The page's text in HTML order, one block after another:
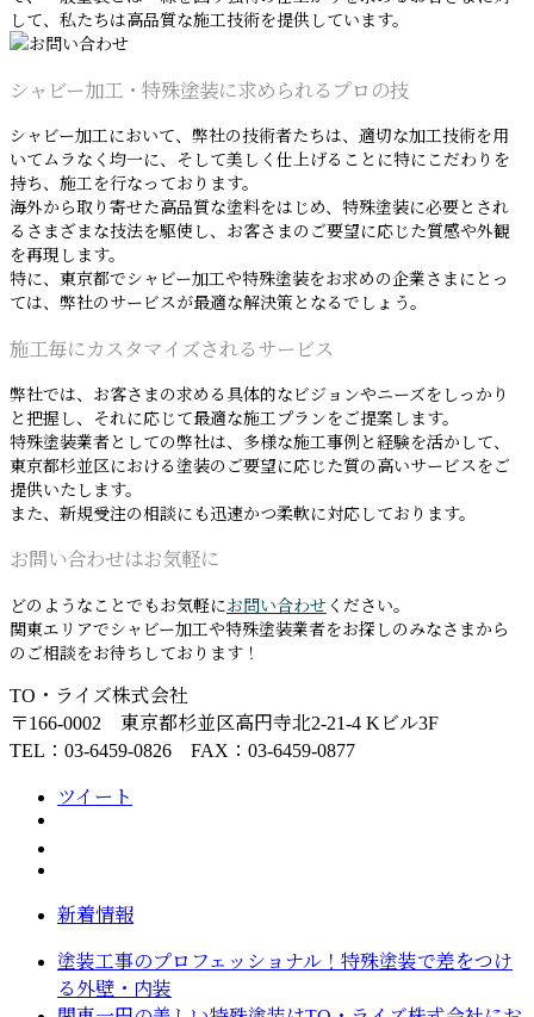
して、私たちは高品質な施工技術を提供しています。
シャビー加工・特殊塗装に求められるプロの技
シャビー加工において、弊社の技術者たちは、適切な加工技術を用
いてムラなく均一に、そして美しく仕上げることに特にこだわりを
持ち、施工を行なっております。
海外から取り寄せた高品質な塗料をはじめ、特殊塗装に必要とされ
るさまざまな技法を駆使し、お客さまのご要望に応じた質感や外観
を再現します。
特に、東京都でシャビー加工や特殊塗装をお求めの企業さまにとっ
ては、弊社のサービスが最適な解決策となるでしょう。
施工毎にカスタマイズされるサービス
弊社では、お客さまの求める具体的なビジョンやニーズをしっかり
と把握し、それに応じて最適な施工プランをご提案します。
特殊塗装業者としての弊社は、多様な施工事例と経験を活かして、
東京都杉並区における塗装のご要望に応じた質の高いサービスをご
提供いたします。
また、新規受注の相談にも迅速かつ柔軟に対応しております。
お問い合わせはお気軽に
どのようなことでもお気軽にお問い合わせ ください。
関東エリアでシャビー加工や特殊塗装業者をお探しのみなさまから
のご相談をお待ちしております！
TO・ライズ株式会社
〒166-0002 東京都杉並区高円寺北2-21-4 Kビル3F
TEL：03-6459-0826 FAX：03-6459-0877
ツイート
新着情報
塗装工事のプロフェッショナル！特殊塗装で差をつけ
る外壁・内装